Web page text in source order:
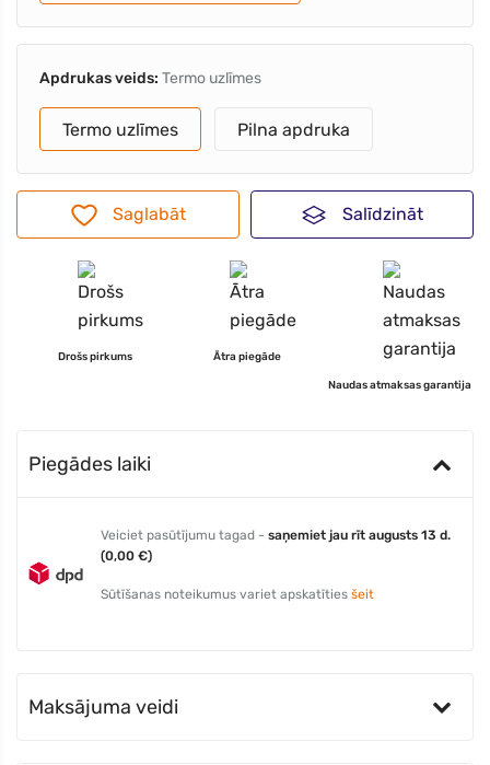
Apdrukas veids: Termo uzlīmes
Termo uzlīmes Pilna apdruka
Saglabāt Salīdzināt
Drošs pirkums Ātra piegāde
Naudas atmaksas garantija
Piegādes laiki
Veiciet pasūtījumu tagad - saņemiet jau rīt augusts 13 d.
(0,00 €)
Sūtīšanas noteikumus variet apskatīties šeit
Maksājuma veidi